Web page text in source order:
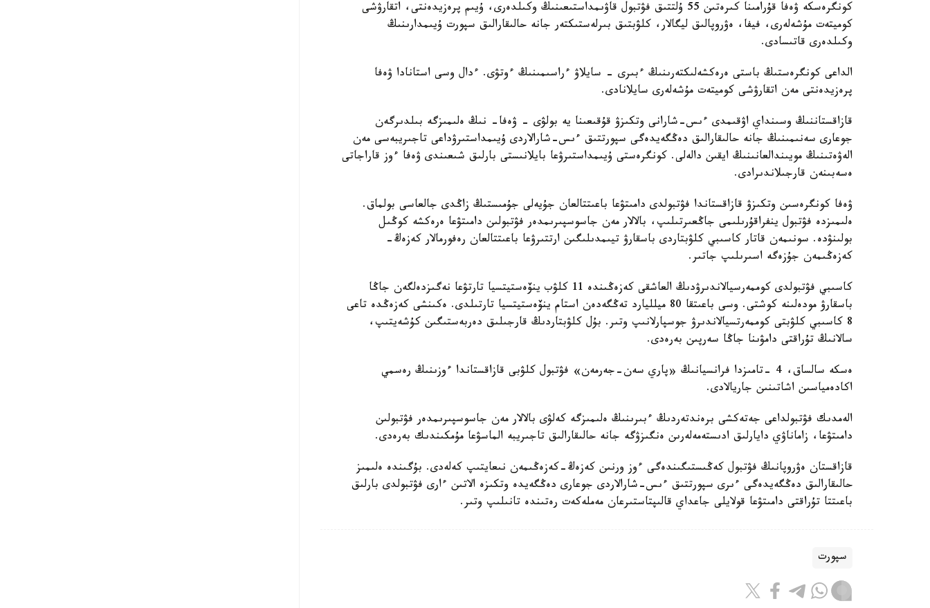
كونگرەسكە ۋەفا قۇرامىنا كىرەتىن 55 ۇلتتىق فۋتبول قاۋىمداستىعىنىڭ وكىلدەرى، ۇيىم پرەزيدەنتى، اتقارۋشى
كوميتەت مۇشەلەرى، فيفا، ەۋروپالىق ليگالار، كلۋبتىق بىرلەستىكتەر جانە حالىقارالىق سپورت ۇيىمدارىنىڭ
وكىلدەرى قاتىسادى.
الداعى كونگرەستىڭ باستى ەرەكشەلىكتەرىنىڭ ءبىرى - سايلاۋ ءراسىمىنىڭ ءوتۋى. ءدال وسى استانادا ۋەفا
پرەزيدەنتى مەن اتقارۋشى كوميتەت مۇشەلەرى سايلانادى.
قازاقستاننىڭ وسىنداي اۋقىمدى ءىس-شارانى وتكىزۋ قۇقىعىنا يە بولۋى - ۋەفا- نىڭ ەلىمىزگە بىلدىرگەن
جوعارى سەنىمىنىڭ جانە حالىقارالىق دەڭگەيدەگى سپورتتىق ءىس-شارالاردى ۇيىمداستىرۋداعى تاجىريبەسى مەن
الەۋەتىنىڭ مويىندالعانىنىڭ ايقىن دالەلى. كونگرەستى ۇيىمداستىرۋعا بايلانىستى بارلىق شىعىندى ۋەفا ءوز قاراجاتى
ەسەبىنەن قارجىلاندىرادى.
ۋەفا كونگرەسىن وتكىزۋ قازاقستاندا فۋتبولدى دامىتۋعا باعىتتالعان جۇيەلى جۇمىستىڭ زاڭدى جالعاسى بولماق.
ەلىمىزدە فۋتبول ينفراقۇرىلىمى جاڭعىرتىلىپ، بالالار مەن جاسوسپىرىمدەر فۋتبولىن دامىتۋعا ەرەكشە كوڭىل
بولىنۋدە. سونىمەن قاتار كاسىبي كلۋبتاردى باسقارۋ تيىمدىلىگىن ارتتىرۋعا باعىتتالعان رەفورمالار كەزەڭ-
كەزەڭىمەن جۇزەگە اسىرىلىپ جاتىر.
كاسىبي فۋتبولدى كوممەرسيالاندىرۋدىڭ العاشقى كەزەڭىندە 11 كلۋب ينۆەستيتسيا تارتۋعا نەگىزدەلگەن جاڭا
باسقارۋ مودەلىنە كوشتى. وسى باعىتقا 80 ميلليارد تەڭگەدەن استام ينۆەستيتسيا تارتىلدى. ەكىنشى كەزەڭدە تاعى
8 كاسىبي كلۋبتى كوممەرتسيالاندىرۋ جوسپارلانىپ وتىر. بۇل كلۋبتاردىڭ قارجىلىق دەربەستىگىن كۇشەيتىپ،
سالانىڭ تۇراقتى دامۋىنا جاڭا سەرپىن بەرەدى.
ەسكە سالساق، 4 -تامىزدا فرانسيانىڭ «پاري سەن-جەرمەن» فۋتبول كلۋبى قازاقستاندا ءوزىنىڭ رەسمي
اكادەمياسىن اشاتىنىن جاريالادى.
الەمدىك فۋتبولداعى جەتەكشى برەندتەردىڭ ءبىرىنىڭ ەلىمىزگە كەلۋى بالالار مەن جاسوسپىرىمدەر فۋتبولىن
دامىتۋعا، زاماناۋي دايارلىق ادىستەمەلەرىن ەنگىزۋگە جانە حالىقارالىق تاجىريبە الماسۋعا مۇمكىندىك بەرەدى.
قازاقستان ەۋروپانىڭ فۋتبول كەڭىستىگىندەگى ءوز ورنىن كەزەڭ-كەزەڭىمەن نىعايتىپ كەلەدى. بۇگىندە ەلىمىز
حالىقارالىق دەڭگەيدەگى ءىرى سپورتتىق ءىس-شارالاردى جوعارى دەڭگەيدە وتكىزە الاتىن ءارى فۋتبولدى بارلىق
باعىتتا تۇراقتى دامىتۋعا قولايلى جاعداي قالىپتاستىرعان مەملەكەت رەتىندە تانىلىپ وتىر.
سپورت